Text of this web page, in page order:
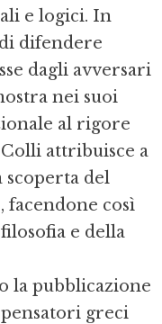
e logici. In
difendere
dagli avversari
nei suoi
al rigore
attribuisce a
scoperta del
così
e della
la pubblicazione
greci